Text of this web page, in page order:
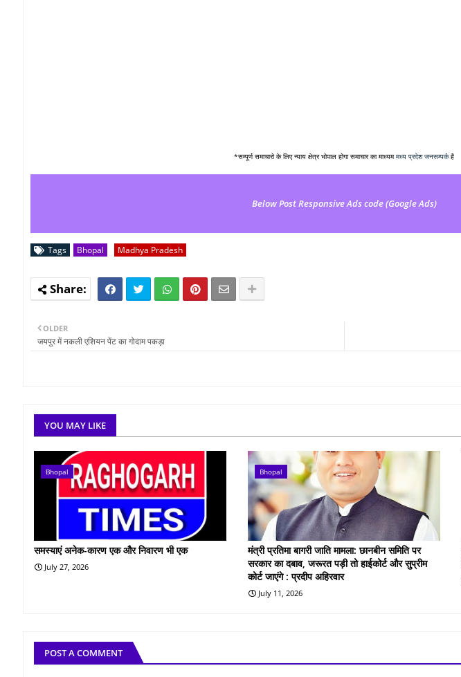
*सम्पूर्ण समाचारो के लिए न्याय क्षेत्र भोपाल होगा समाचार का माध्यममध्य प्रदेश जनसम्पर्कहै
Below Post Responsive Ads code (Google Ads)
Tags Bhopal Madhya Pradesh
OLDER
जयपुर में नकली एशियन पेंट का गोदाम पकड़ा
YOU MAY LIKE
Bhopal
समस्याएं अनेक-कारण एक और निवारण भी एक
July 27, 2026
Bhopal
मंत्री प्रतिमा बागरी जाति मामला: छानबीन समिति पर
सरकार का दबाव, जरूरत पड़ी तो हाईकोर्ट और सुप्रीम
कोर्ट जाएंगे : प्रदीप अहिरवार
July 11, 2026
POST A COMMENT